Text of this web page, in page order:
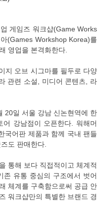
게임즈 워크샵(Game Works
(Games Workshop Korea)를
영업을 본격화한다.
지 오브 시그마를 필두로 다양
관련 소설, 미디어 콘텐츠, 라
20일 서울 강남 신논현역에 한
강남점이 오픈한다. 워해머
국어판 제품과 함께 국내 팬들
도 판매한다.
통해 보다 직접적이고 체계적
유통 중심의 구조에서 벗어
체계를 구축함으로써 공급 안
워크샵만의 특별한 브랜드 경